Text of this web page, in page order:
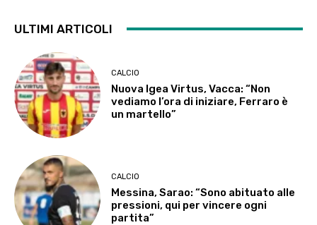
ULTIMI ARTICOLI
CALCIO
Nuova Igea Virtus, Vacca: “Non
vediamo l’ora di iniziare, Ferraro è
un martello”
CALCIO
Messina, Sarao: “Sono abituato alle
pressioni, qui per vincere ogni
partita”